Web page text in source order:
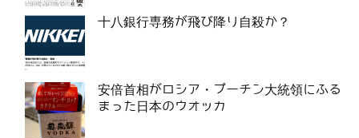
十八銀行専務が飛び降り自殺か？
安倍首相がロシア・プーチン大統領にふる
まった日本のウオッカ